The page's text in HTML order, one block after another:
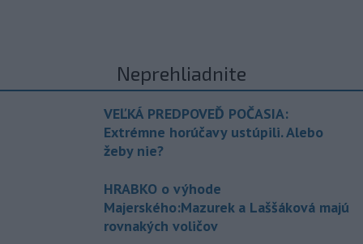
Neprehliadnite
VEĽKÁ PREDPOVEĎ POČASIA:
Extrémne horúčavy ustúpili. Alebo
žeby nie?
HRABKO o výhode
Majerského:Mazurek a Laššáková majú
rovnakých voličov